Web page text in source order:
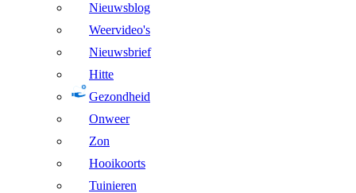
Nieuwsblog
Weervideo's
Nieuwsbrief
Hitte
Gezondheid
Onweer
Zon
Hooikoorts
Tuinieren